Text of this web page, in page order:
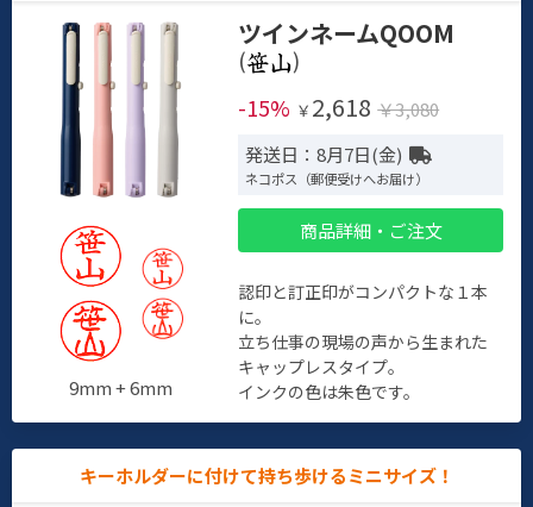
9mm + 6mm
ツインネームQOOM
(
)
-15% ￥ 2,618 ￥3,080
発送日：8月7日(金)
ネコポス（郵便受けへお届け）
商品詳細・ご注文
認印と訂正印がコンパクトな１本
に。
立ち仕事の現場の声から生まれた
キャップレスタイプ。
インクの色は朱色です。
キーホルダーに付けて持ち歩けるミニサイズ！